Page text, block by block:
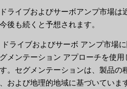
ライブおよびサーボアンプ市場
後も続くと予想されます。
ライブおよびサーボ アンプ市場
メンテーション アプローチを使
。セグメンテーションは、製品
および地理的地域に基づいてい